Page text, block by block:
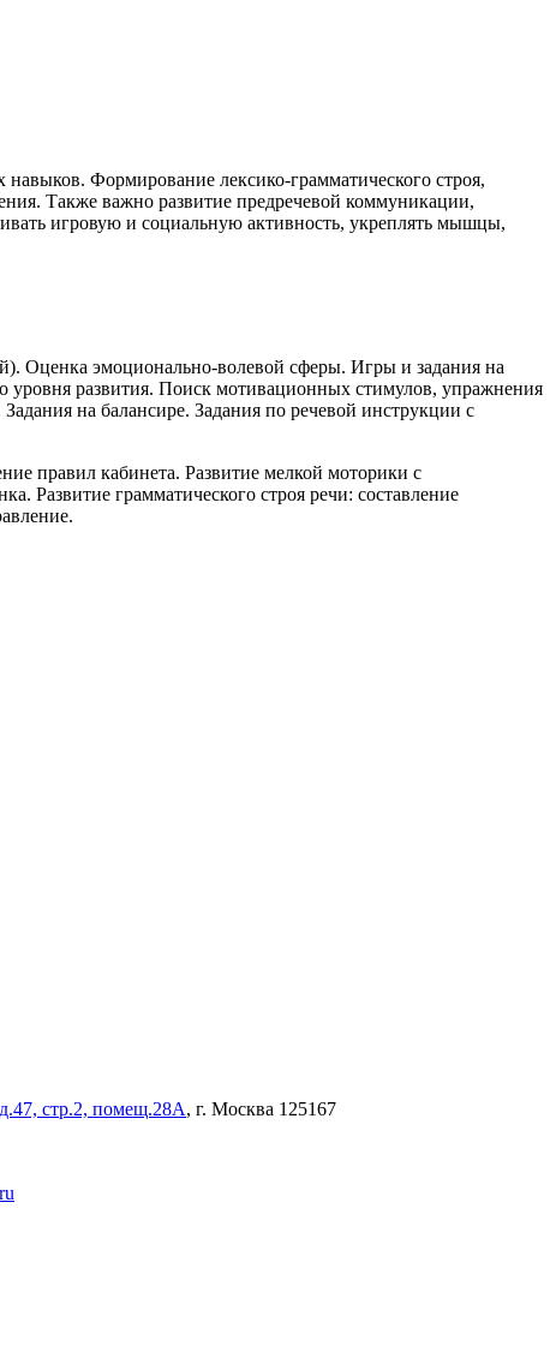
Формирование лексико-грамматического строя,
Также важно развитие предречевой коммуникации,
игровую и социальную активность, укреплять мышцы,
Оценка эмоционально-волевой сферы. Игры и задания на
уровня развития. Поиск мотивационных стимулов, упражнения
на балансире. Задания по речевой инструкции с
правил кабинета. Развитие мелкой моторики с
Развитие грамматического строя речи: составление
стр.2, помещ.28А, г. Москва 125167